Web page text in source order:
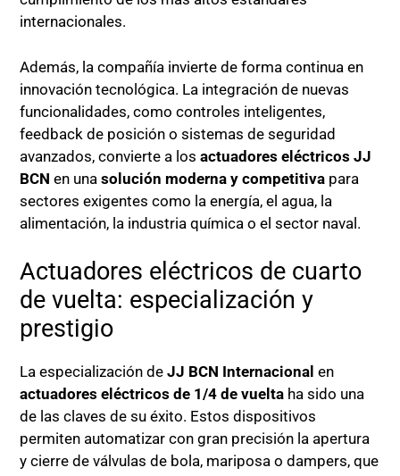
internacionales.
Además, la compañía invierte de forma continua en
innovación tecnológica. La integración de nuevas
funcionalidades, como controles inteligentes,
feedback de posición o sistemas de seguridad
avanzados, convierte a losactuadores eléctricos JJ
BCN en unasolución moderna y competitiva para
sectores exigentes como la energía, el agua, la
alimentación, la industria química o el sector naval.
Actuadores eléctricos de cuarto
de vuelta: especialización y
prestigio
La especialización deJJ BCN Internacional en
actuadores eléctricos de 1/4 de vuelta ha sido una
de las claves de su éxito. Estos dispositivos
permiten automatizar con gran precisión la apertura
y cierre de válvulas de bola, mariposa o dampers, que